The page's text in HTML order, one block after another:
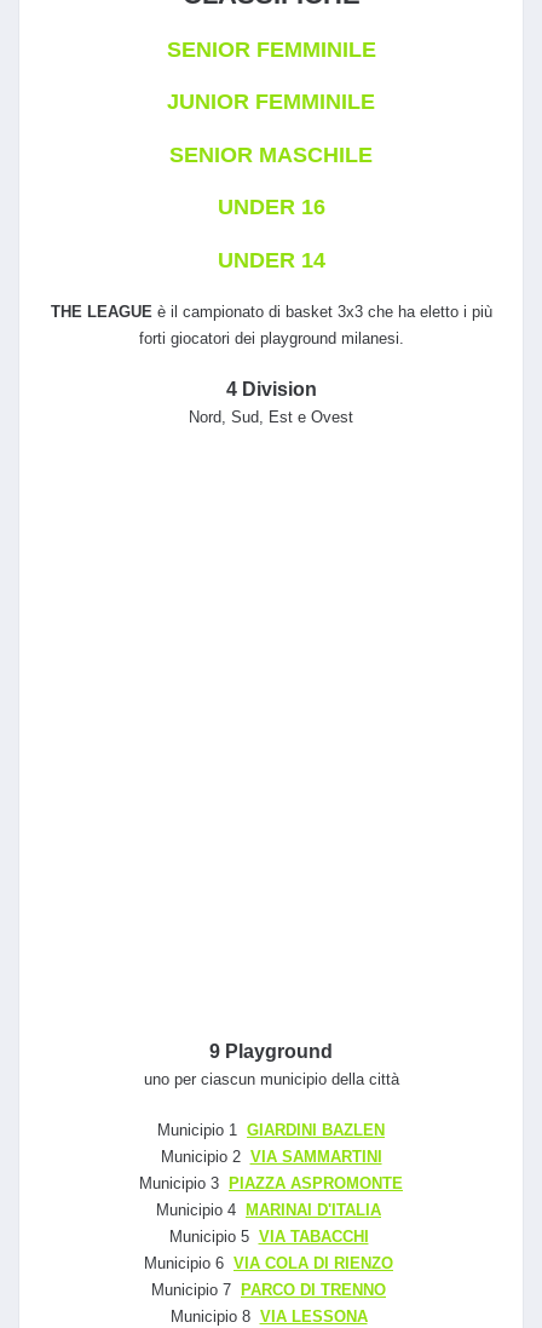
SENIOR FEMMINILE
JUNIOR FEMMINILE
SENIOR MASCHILE
UNDER 16
UNDER 14
THE LEAGUEè il campionato di basket 3x3 che ha eletto i più
forti giocatori dei playground milanesi.
4 Division
Nord, Sud, Est e Ovest
9 Playground
uno per ciascun municipio della città
Municipio 1 GIARDINI BAZLEN
Municipio 2 VIA SAMMARTINI
Municipio 3 PIAZZA ASPROMONTE
Municipio 4 MARINAI D'ITALIA
Municipio 5 VIA TABACCHI
Municipio 6 VIA COLA DI RIENZO
Municipio 7 PARCO DI TRENNO
Municipio 8 VIA LESSONA